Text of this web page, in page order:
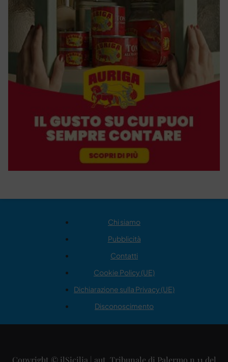
Chi siamo
Pubblicità
Contatti
Cookie Policy (UE)
Dichiarazione sulla Privacy (UE)
Disconoscimento
Copyright © ilSicilia | aut. Tribunale di Palermo n.11 del